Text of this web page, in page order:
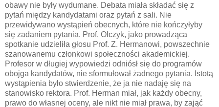
obawy nie były wydumane. Debata miała składać się z
pytań między kandydatami oraz pytań z sali. Nie
przewidywano wystąpień obecnych, które nie kończyłyby
się zadaniem pytania. Prof. Olczyk, jako prowadząca
spotkanie udzieliła głosu Prof. Z. Hermanowi, powszechnie
szanowanemu członkowi społeczności akademickiej.
Profesor w długiej wypowiedzi odniósł się do programów
obojga kandydatów, nie sformułował żadnego pytania. Istotą
wystąpienia było stwierdzenie, że ja nie nadaję się na
stanowisko rektora. Prof. Herman miał, jak każdy obecny,
prawo do własnej oceny, ale nikt nie miał prawa, by zająć